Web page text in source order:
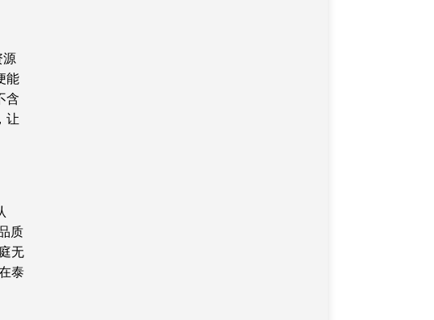
源
能
含
让
质
无
泰